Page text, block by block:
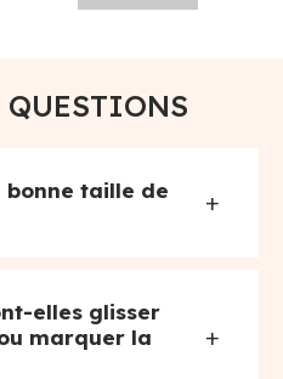
bonne taille de
+
elles glisser
marquer la
+